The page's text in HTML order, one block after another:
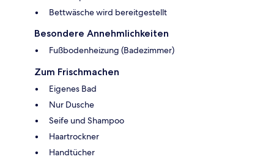
Bettwäsche wird bereitgestellt
Besondere Annehmlichkeiten
Fußbodenheizung (Badezimmer)
Zum Frischmachen
Eigenes Bad
Nur Dusche
Seife und Shampoo
Haartrockner
Handtücher